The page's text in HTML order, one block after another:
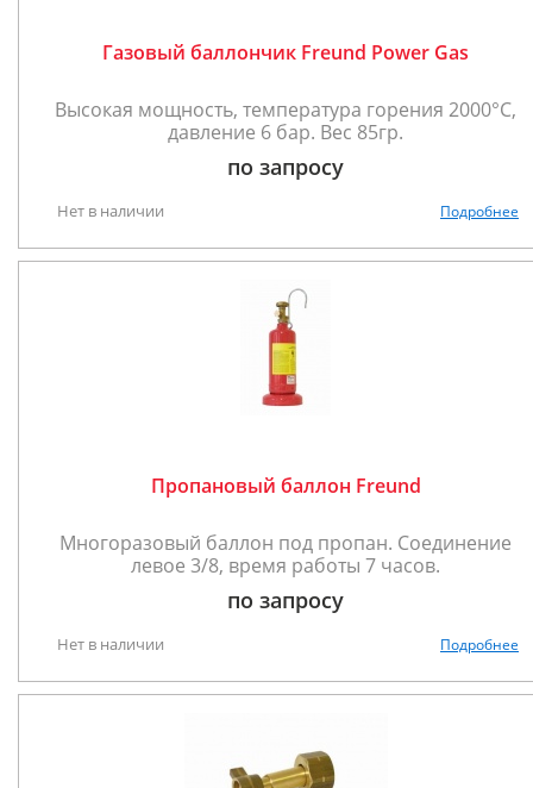
Газовый баллончик Freund Power Gas
Высокая мощность, температура горения 2000°C,
давление 6 бар. Вес 85гр.
по запросу
Нет в наличии Подробнее
Пропановый баллон Freund
Многоразовый баллон под пропан. Соединение
левое 3/8, время работы 7 часов.
по запросу
Нет в наличии Подробнее